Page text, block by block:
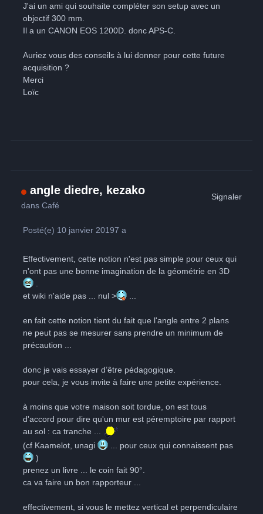
J'ai un ami qui souhaite compléter son setup avec un
objectif 300 mm.
Il a un CANON EOS 1200D. donc APS-C.
Auriez vous des conseils à lui donner pour cette future
acquisition ?
Merci
Loïc
angle diedre, kezako
dansCafé
Signaler
Posté(e) 10 janvier 20197 a
Effectivement, cette notion n'est pas simple pour ceux qui
n'ont pas une bonne imagination de la géométrie en 3D
et wiki n'aide pas ... nul >
en fait cette notion tient du fait que l'angle entre 2 plans
ne peut pas se mesurer sans prendre un minimum de
précaution ...
donc je vais essayer d’être pédagogique.
pour cela, je vous invite à faire une petite expérience.
à moins que votre maison soit tordue, on est tous
d'accord pour dire qu'un mur est péremptoire par rapport
au sol : ca tranche ...
(cf Kaamelot, unagi
... pour ceux qui connaissent pas
)
prenez un livre ... le coin fait 90°.
ca va faire un bon rapporteur ...
effectivement, si vous le mettez vertical et perpendiculaire